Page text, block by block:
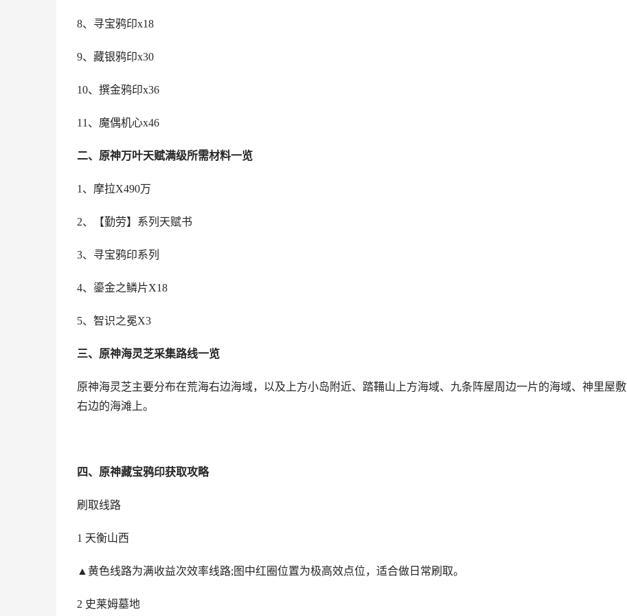
8、寻宝鸦印x18
9、藏银鸦印x30
10、撰金鸦印x36
11、魔偶机心x46
二、原神万叶天赋满级所需材料一览
1、摩拉X490万
2、【勤劳】系列天赋书
3、寻宝鸦印系列
4、鎏金之鳞片X18
5、智识之冕X3
三、原神海灵芝采集路线一览
原神海灵芝主要分布在荒海右边海域，以及上方小岛附近、踏鞴山上方海域、九条阵屋周边一片的海域、神里屋敷
右边的海滩上。
四、原神藏宝鸦印获取攻略
刷取线路
1 天衡山西
▲黄色线路为满收益次效率线路;图中红圈位置为极高效点位，适合做日常刷取。
2 史莱姆墓地